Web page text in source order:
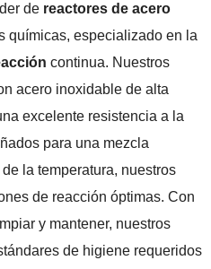
de reactores de acero
químicas, especializado en la
continua. Nuestros
acero inoxidable de alta
excelente resistencia a la
para una mezcla
la temperatura, nuestros
de reacción óptimas. Con
y mantener, nuestros
de higiene requeridos